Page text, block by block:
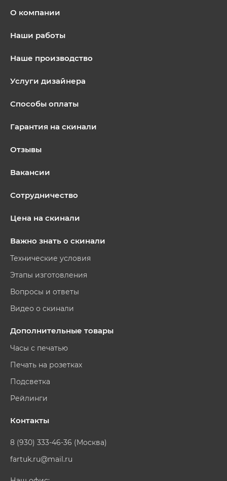
О компании
Наши работы
Наше производство
Услуги дизайнера
Способы оплаты
Гарантия на скинали
Отзывы
Вакансии
Сотрудничество
Цена на скинали
Важно знать о скинали
Технические условия
Этапы изготовления
Вопросы и ответы
Видео о скинали
Дополнительные товары
Часы с печатью
Печать на розетках
Подсветка
Рейлинги
Контакты
8 (930) 333-46-36 (Москва)
fartuk.ru@mail.ru